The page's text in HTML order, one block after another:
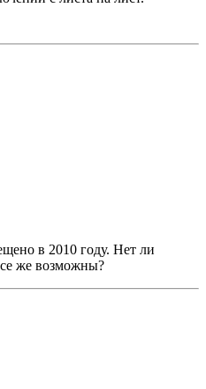
в 2010 году. Нет ли
же возможны?